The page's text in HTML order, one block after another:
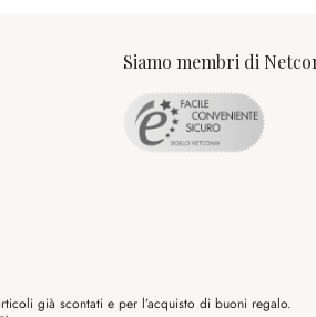
Siamo membri di
già scontati e per l’acquisto di buoni regalo.